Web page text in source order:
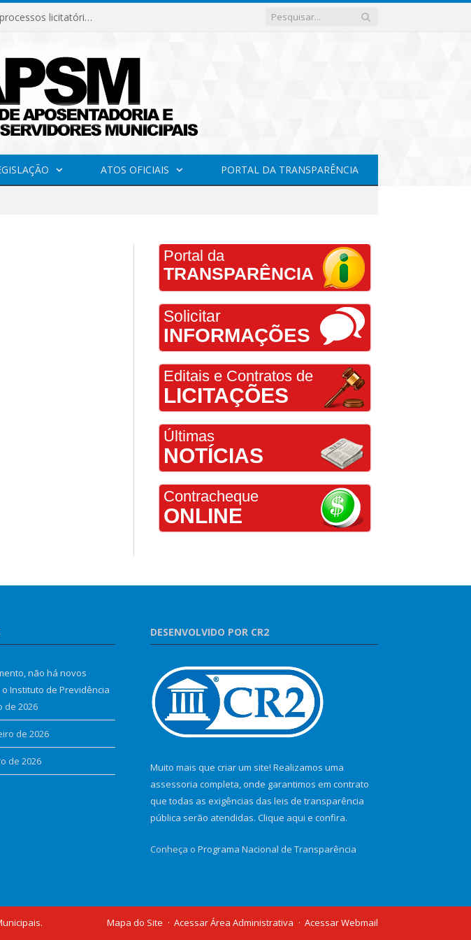
Declaramos que até o momento, não há novos processos licitatórios para o Instituto de Previdência no ano de 2026.
ATOS OFICIAIS PORTAL DA TRANSPARÊNCIA
Portal da
TRANSPARÊNCIA
Solicitar
INFORMAÇÕES
Editais e Contratos de
LICITAÇÕES
Últimas
NOTÍCIAS
Contracheque
ONLINE
não há novos
Instituto de Previdência
de 2026
de 2026
de 2026
DESENVOLVIDO POR CR2
Muito mais que criar um site! Realizamos uma
assessoria completa, onde garantimos em contrato
que todas as exigências das leis de transparência
pública serão atendidas. Clique aqui e confira.
Conheça o Programa Nacional de Transparência
Mapa do Site Acessar Área Administrativa Acessar Webmail